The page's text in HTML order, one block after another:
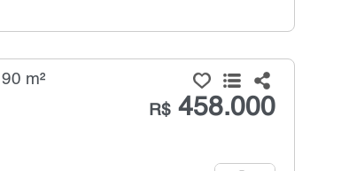
m²
R$458.000